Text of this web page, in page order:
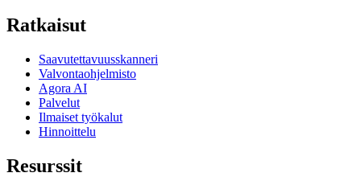
Ratkaisut
Saavutettavuusskanneri
Valvontaohjelmisto
Agora AI
Palvelut
Ilmaiset työkalut
Hinnoittelu
Resurssit